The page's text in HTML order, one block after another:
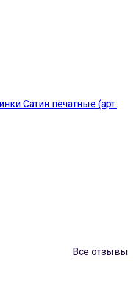
Сатин печатные (арт.
Все отзывы